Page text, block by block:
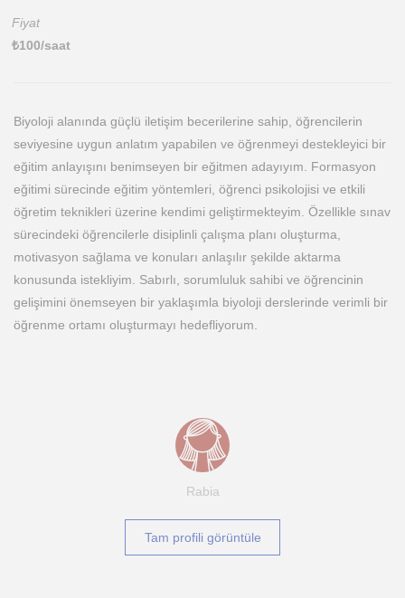
Fiyat
₺100/saat
Biyoloji alanında güçlü iletişim becerilerine sahip, öğrencilerin
seviyesine uygun anlatım yapabilen ve öğrenmeyi destekleyici bir
eğitim anlayışını benimseyen bir eğitmen adayıyım. Formasyon
eğitimi sürecinde eğitim yöntemleri, öğrenci psikolojisi ve etkili
öğretim teknikleri üzerine kendimi geliştirmekteyim. Özellikle sınav
sürecindeki öğrencilerle disiplinli çalışma planı oluşturma,
motivasyon sağlama ve konuları anlaşılır şekilde aktarma
konusunda istekliyim. Sabırlı, sorumluluk sahibi ve öğrencinin
gelişimini önemseyen bir yaklaşımla biyoloji derslerinde verimli bir
öğrenme ortamı oluşturmayı hedefliyorum.
Rabia
Tam profili görüntüle